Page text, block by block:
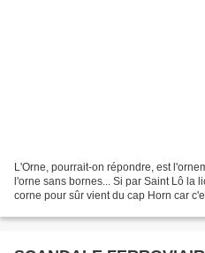
L'Orne, pourrait-on répondre, est
l'orne sans bornes... Si par Saint Lô la
corne pour sûr vient du cap Horn car